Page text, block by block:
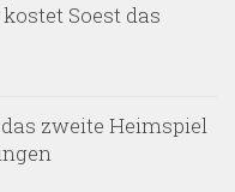
Soest das
zweite Heimspiel